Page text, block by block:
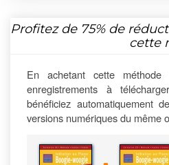
Profitez de 75%de
cette
En achetant cette
enregistrements à
bénéficiez automatiquement
versions numériques du même